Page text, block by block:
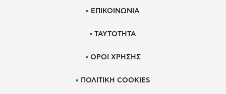
ΕΠΙΚΟΙΝΩΝΙΑ
ΤΑΥΤΟΤΗΤΑ
ΟΡΟΙ ΧΡΗΣΗΣ
ΠΟΛΙΤΙΚΗ COOKIES